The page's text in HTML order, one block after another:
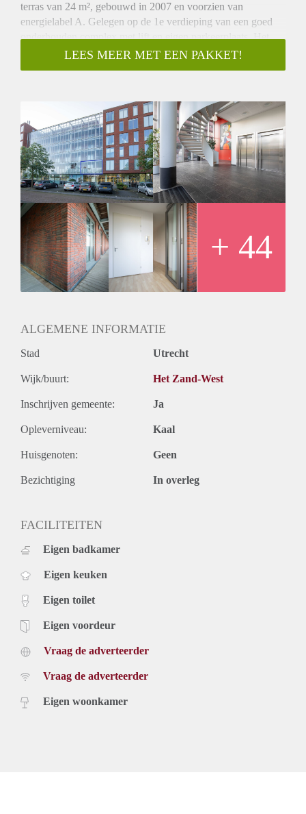
terras van 24 m², gebouwd in 2007 en voorzien van
energielabel A. Gelegen op de 1e verdieping van een goed
onderhouden complex met lift en eigen parkeerplaats. Het
appartement bevindt zich in de kindvriendelijke wijk Het
Zand-West in Utrecht, met uitstekende voorzieningen binnen
praktijken, apotheken, sportfaciliteiten en sportscholen. Het
stadscentrum van Utrecht is snel bereikbaar per fiets en de
belangrijkste uitvalswegen liggen op slechts 3 minuten rijden.
LEES MEER MET EEN PAKKET!
+ 44
ALGEMENE INFORMATIE
Stad Utrecht
Wijk/buurt: Het Zand-West
Inschrijven gemeente: Ja
Opleverniveau: Kaal
Huisgenoten: Geen
Bezichtiging In overleg
FACILITEITEN
Eigen badkamer
Eigen keuken
Eigen toilet
Eigen voordeur
Vraag de adverteerder
Vraag de adverteerder
Eigen woonkamer